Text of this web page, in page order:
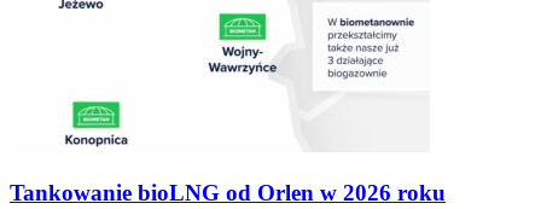
Tankowanie bioLNG od Orlen w 2026 roku